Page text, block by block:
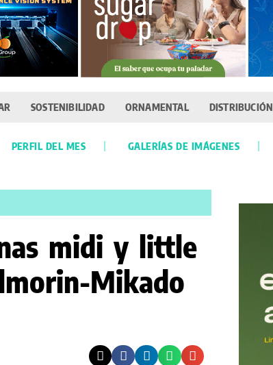
SOSTENIBILIDAD ORNAMENTAL DISTRIBUCIÓN
PERFIL DEL MES GALERÍAS DE IMÁGENES
midi y little
Mikado